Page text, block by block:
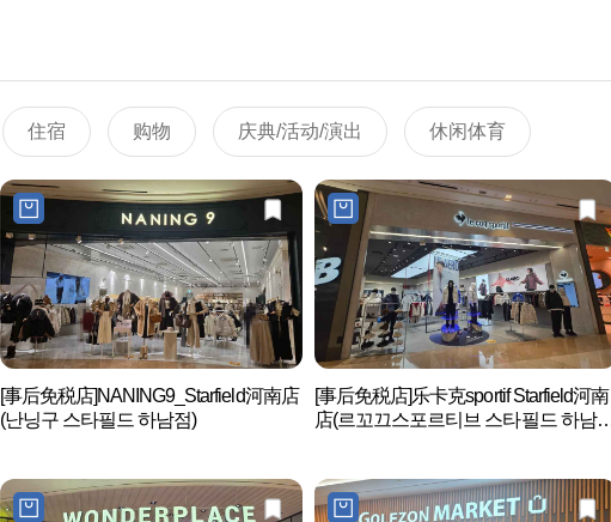
住宿 购物 庆典/活动/演出 休闲体育
[事后免税店]NANING9_Starfield河南店
(난닝구 스타필드 하남점)
[事后免税店]乐卡克sportif Starfield河南
店(르꼬끄스포르티브 스타필드 하남